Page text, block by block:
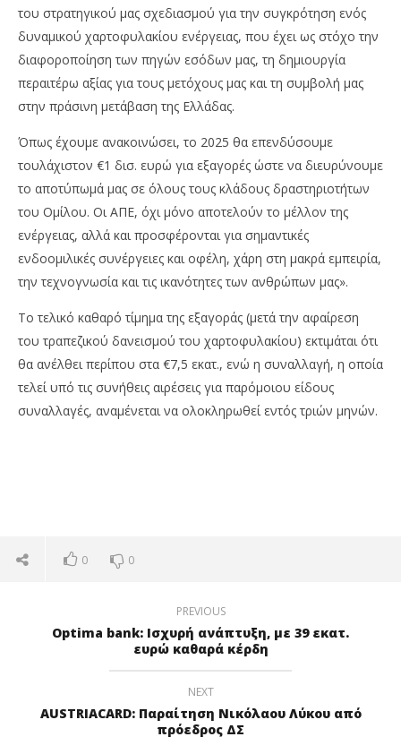
του στρατηγικού μας σχεδιασμού για την συγκρότηση ενός
δυναμικού χαρτοφυλακίου ενέργειας, που έχει ως στόχο την
διαφοροποίηση των πηγών εσόδων μας, τη δημιουργία
περαιτέρω αξίας για τους μετόχους μας και τη συμβολή μας
στην πράσινη μετάβαση της Ελλάδας.
Όπως έχουμε ανακοινώσει, το 2025 θα επενδύσουμε
τουλάχιστον €1 δισ. ευρώ για εξαγορές ώστε να διευρύνουμε
το αποτύπωμά μας σε όλους τους κλάδους δραστηριοτήτων
του Ομίλου. Οι ΑΠΕ, όχι μόνο αποτελούν το μέλλον της
ενέργειας, αλλά και προσφέρονται για σημαντικές
ενδοομιλικές συνέργειες και οφέλη, χάρη στη μακρά εμπειρία,
την τεχνογνωσία και τις ικανότητες των ανθρώπων μας».
Το τελικό καθαρό τίμημα της εξαγοράς (μετά την αφαίρεση
του τραπεζικού δανεισμού του χαρτοφυλακίου) εκτιμάται ότι
θα ανέλθει περίπου στα €7,5 εκατ., ενώ η συναλλαγή, η οποία
τελεί υπό τις συνήθεις αιρέσεις για παρόμοιου είδους
συναλλαγές, αναμένεται να ολοκληρωθεί εντός τριών μηνών.
0 0
PREVIOUS
Optima bank: Ισχυρή ανάπτυξη, με 39 εκατ.
ευρώ καθαρά κέρδη
NEXT
AUSTRIACARD: Παραίτηση Νικόλαου Λύκου από
πρόεδρος ΔΣ